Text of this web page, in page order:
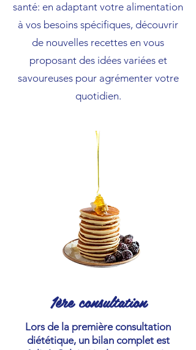
santé: en adaptant votre alimentation
à vos besoins spécifiques, découvrir
de nouvelles recettes en vous
proposant des idées variées et
savoureuses pour agrémenter votre
quotidien.
1ère consultation
Lors de la première consultation
diététique, un bilan complet est